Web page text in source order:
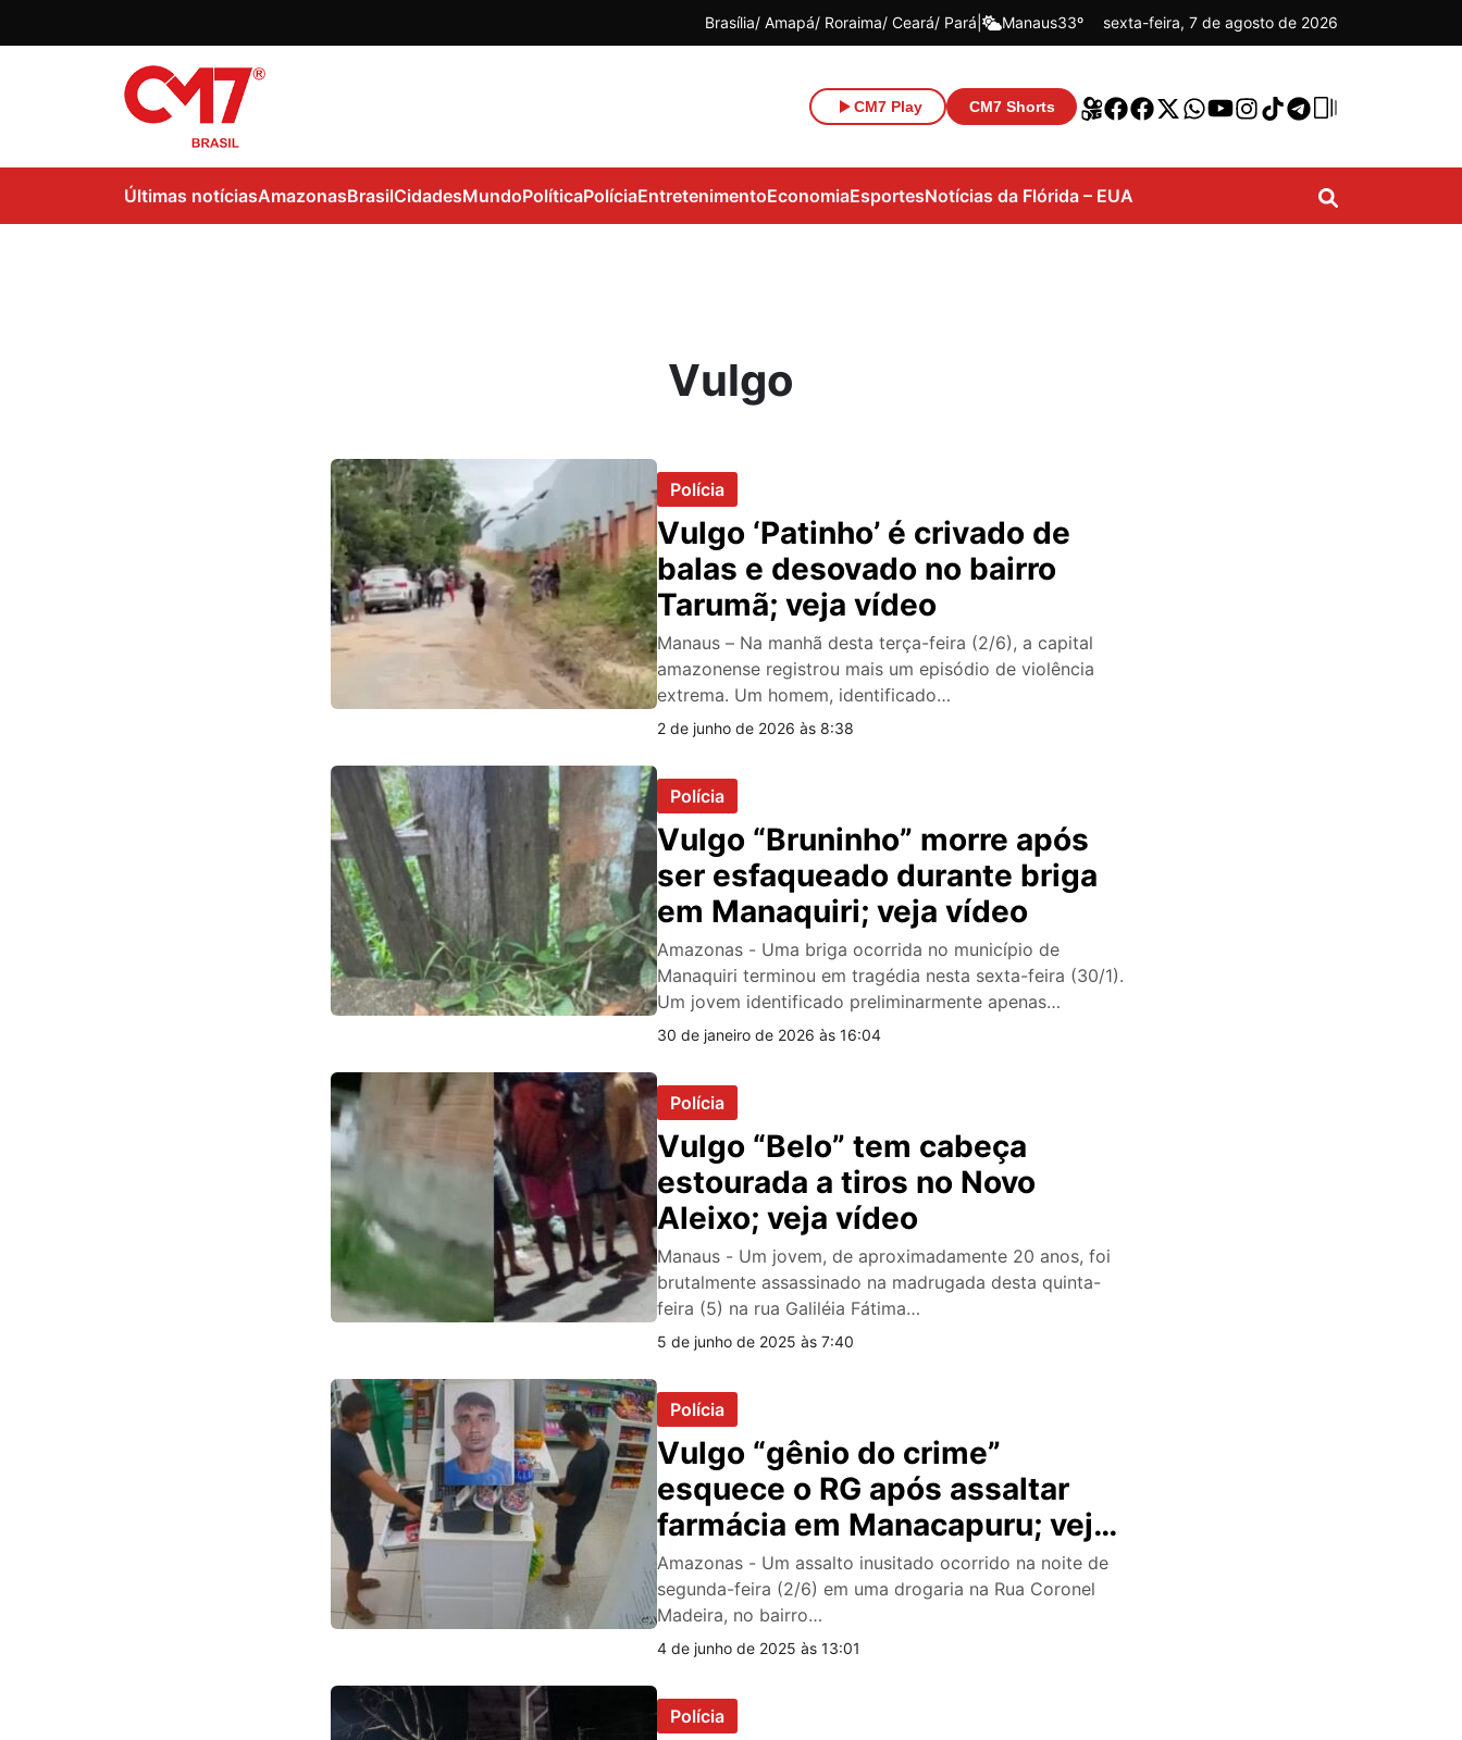
Brasília Amapá Roraima Ceará Pará Manaus33º sexta-feira, 7 de agosto de 2026
CM7 Play CM7 Shorts
Últimas notíciasAmazonasBrasilCidadesMundoPolíticaPolíciaEntretenimentoEconomiaEsportesNotícias da Flórida – EUA
Vulgo
Polícia
Vulgo ‘Patinho’ é crivado de
balas e desovado no bairro
Tarumã; veja vídeo
Manaus – Na manhã desta terça-feira (2/6), a capital
amazonense registrou mais um episódio de violência
extrema. Um homem, identificado…
2 de junho de 2026 às 8:38
Polícia
Vulgo “Bruninho” morre após
ser esfaqueado durante briga
em Manaquiri; veja vídeo
Amazonas - Uma briga ocorrida no município de
Manaquiri terminou em tragédia nesta sexta-feira (30/1).
Um jovem identificado preliminarmente apenas…
30 de janeiro de 2026 às 16:04
Polícia
Vulgo “Belo” tem cabeça
estourada a tiros no Novo
Aleixo; veja vídeo
Manaus - Um jovem, de aproximadamente 20 anos, foi
brutalmente assassinado na madrugada desta quinta-
feira (5) na rua Galiléia Fátima…
5 de junho de 2025 às 7:40
Polícia
Vulgo “gênio do crime”
esquece o RG após assaltar
farmácia em Manacapuru; veja
vídeo
Amazonas - Um assalto inusitado ocorrido na noite de
segunda-feira (2/6) em uma drogaria na Rua Coronel
Madeira, no bairro…
4 de junho de 2025 às 13:01
Polícia